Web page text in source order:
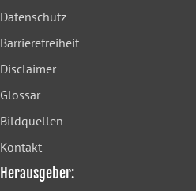
Datenschutz
Barrierefreiheit
Disclaimer
Glossar
Bildquellen
Kontakt
Herausgeber: